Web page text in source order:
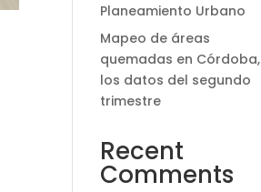
Planeamiento Urbano
Mapeo de áreas
quemadas en Córdoba,
los datos del segundo
trimestre
Recent
Comments